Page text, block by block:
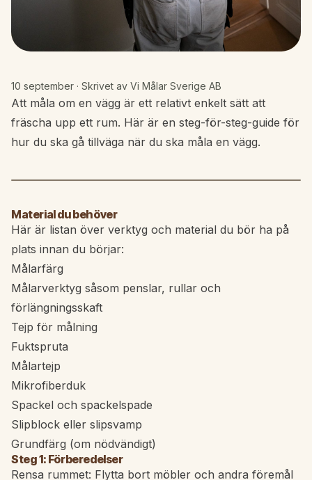
10 september · Skrivet av Vi Målar Sverige AB
Att måla om en vägg är ett relativt enkelt sätt att
fräscha upp ett rum. Här är en steg-för-steg-guide för
hur du ska gå tillväga när du ska måla en vägg.
Material du behöver
Här är listan över verktyg och material du bör ha på
plats innan du börjar:
Målarfärg
Målarverktyg såsom penslar, rullar och
förlängningsskaft
Tejp för målning
Fuktspruta
Målartejp
Mikrofiberduk
Spackel och spackelspade
Slipblock eller slipsvamp
Grundfärg (om nödvändigt)
Steg 1: Förberedelser
Rensa rummet: Flytta bort möbler och andra föremål